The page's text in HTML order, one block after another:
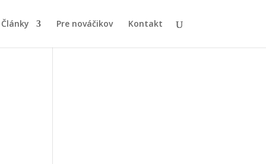
Články Pre nováčikov Kontakt